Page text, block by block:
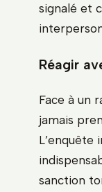
signalé et
Réagir
Face à un
jamais
L’enquête
sanction